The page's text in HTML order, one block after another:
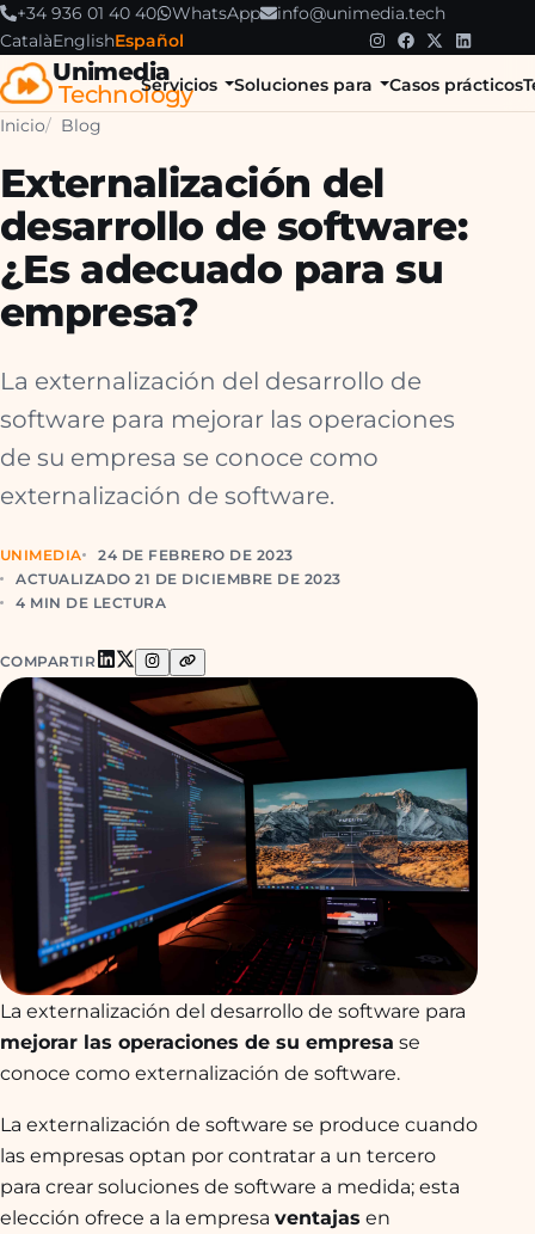
+34 936 01 40 40 WhatsApp
info@unimedia.tech
CatalàEnglishEspañol
Unimedia
Technology
Servicios Soluciones para Casos prácticos
Inicio Blog
Externalización del
desarrollo de software:
¿Es adecuado para su
empresa?
La externalización del desarrollo de
software para mejorar las operaciones
de su empresa se conoce como
externalización de software.
UNIMEDIA
24 DE FEBRERO DE 2023
ACTUALIZADO 21 DE DICIEMBRE DE 2023
4 MIN DE LECTURA
COMPARTIR
La externalización del desarrollo de software para
mejorar las operaciones de su empresa se
conoce como externalización de software.
La externalización de software se produce cuando
las empresas optan por contratar a un tercero
para crear soluciones de software a medida; esta
elección ofrece a la empresa ventajas en